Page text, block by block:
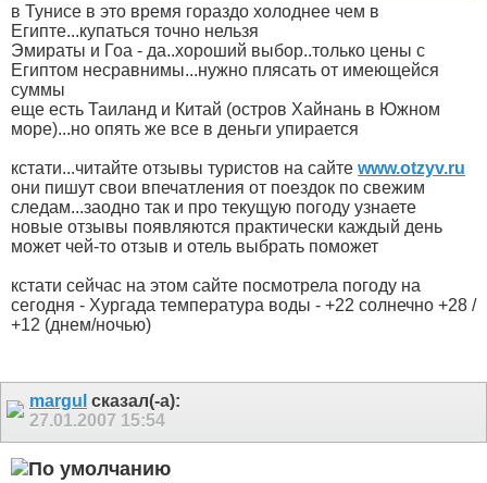
в Тунисе в это время гораздо холоднее чем в
Египте...купаться точно нельзя
Эмираты и Гоа - да..хороший выбор..только цены с
Египтом несравнимы...нужно плясать от имеющейся
суммы
еще есть Таиланд и Китай (остров Хайнань в Южном
море)...но опять же все в деньги упирается
кстати...читайте отзывы туристов на сайте www.otzyv.ru
они пишут свои впечатления от поездок по свежим
следам...заодно так и про текущую погоду узнаете
новые отзывы появляются практически каждый день
может чей-то отзыв и отель выбрать поможет
кстати сейчас на этом сайте посмотрела погоду на
сегодня - Хургада температура воды - +22 солнечно +28 /
+12 (днем/ночью)
margul сказал(-а):
27.01.2007 15:54